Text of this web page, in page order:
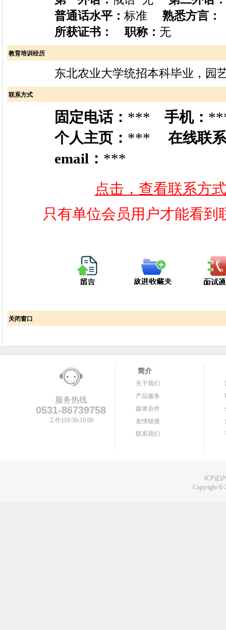
普通话水平： 标准 熟悉方言：
所获证书：
职称： 无
教育培训经历
东北农业大学统招本科毕业，园
联系方式
固定电话： *** 手机：
个人主页： *** 在线联
email： ***
点击，查看联系方
只有单位会员用户才能看到
关闭窗口
服务热线
0531-86739758
工作日8:30-18:00
简介
关于我们
产品服务
媒体合作
友情链接
联系我们
ICP证
Copyright ©